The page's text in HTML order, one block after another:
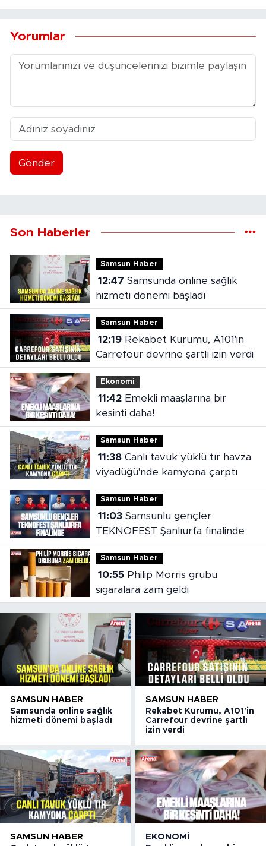
Yorumlar
Gönder
Son Haberler
Samsun Haber
12:47
hizmeti dönemi başladı
Samsun Haber
12:19Rekabet Kurumu, A101'in
Carrefour devrine şartlı izin verdi
Ekonomi
11:42Emekli maaşlarına bir
kesinti daha!
Samsun Haber
11:38Canlı tavuk yüklü tır havza
viyadüğü'nde kamyona çarptı
Samsun Haber
11:03Samsunlu gençler
TEKNOFEST Şanlıurfa finalinde
Samsun Haber
10:55Philip Morris grubu
sigaralara zam geldi
SAMSUN HABER
Samsunda online sağlık
hizmeti dönemi başladı
SAMSUN HABER
Rekabet Kurumu, A101'in
Carrefour devrine şartlı
izin verdi
SAMSUN HABER EKONOMI